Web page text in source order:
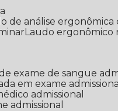
de análise
Laudo ergonômico
de exame de sangue
em exame admissional
admissional
admissional